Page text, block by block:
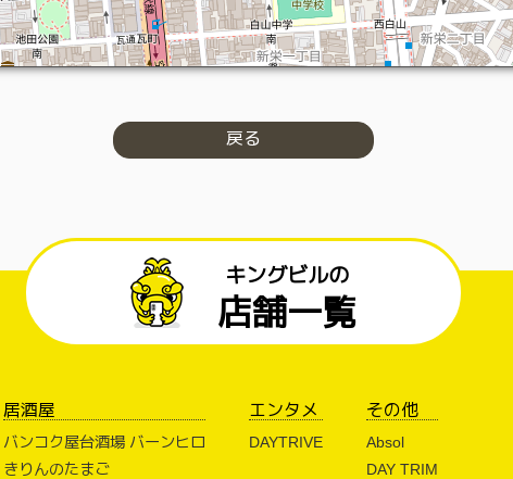
戻る
キングビルの
店舗一覧
居酒屋
バンコク屋台酒場 バーンヒロ
きりんのたまご
エンタメ
DAYTRIVE
その他
Absol
DAY TRIM